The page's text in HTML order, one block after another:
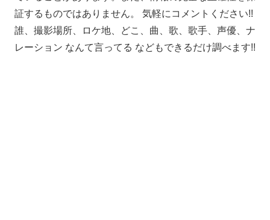
証するものではありません。 気軽にコメントください!!
誰、撮影場所、ロケ地、どこ、曲、歌、歌手、声優、ナ
レーション なんて言ってる などもできるだけ調べます!!